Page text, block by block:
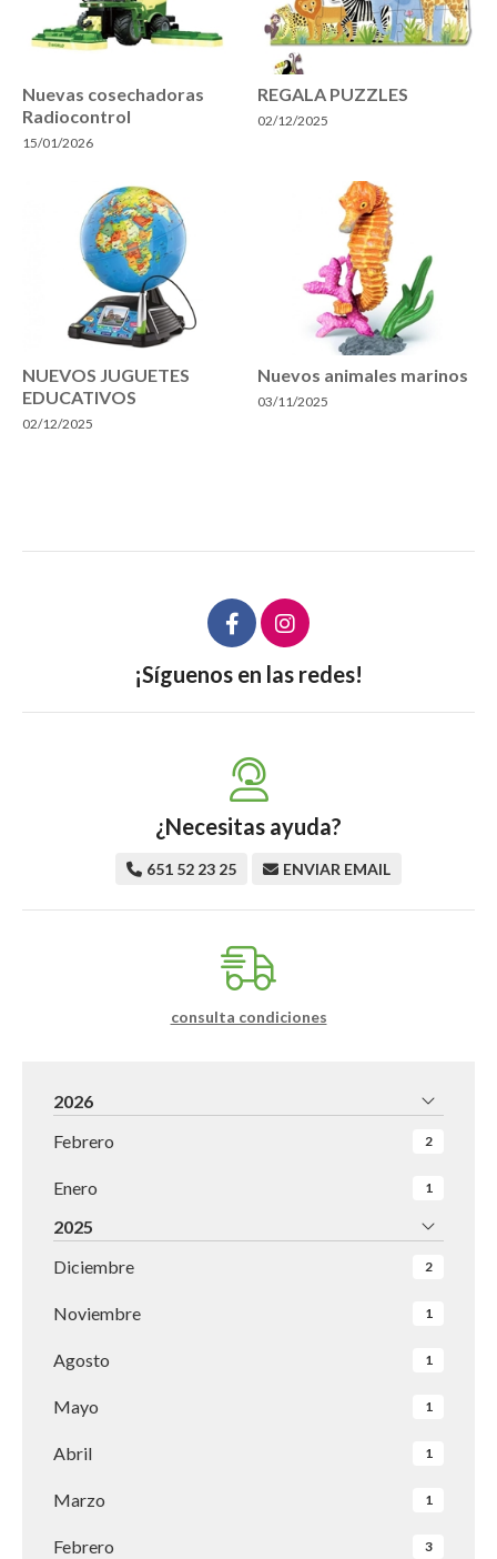
Nuevas cosechadoras
Radiocontrol
15/01/2026
REGALA PUZZLES
02/12/2025
NUEVOS JUGUETES
EDUCATIVOS
02/12/2025
Nuevos animales marinos
03/11/2025
¡Síguenos en las redes!
¿Necesitas ayuda?
651 52 23 25 ENVIAR EMAIL
consulta condiciones
2026
Febrero
2
Enero 1
2025
Diciembre
2
Noviembre 1
Agosto 1
Mayo 1
Abril 1
Marzo 1
Febrero 3